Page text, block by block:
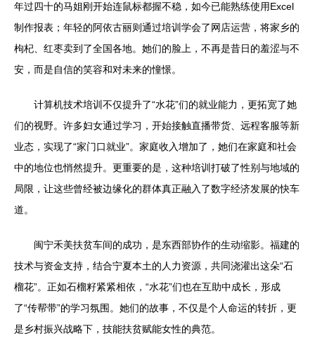
年过四十的马姐刚开始连鼠标都握不稳，如今已能熟练使用Excel
制作报表；年轻的阿依古丽则通过培训学会了网店运营，将家乡的
枸杞、红枣卖到了全国各地。她们的脸上，不再是昔日的羞涩与不
安，而是自信的笑容和对未来的憧憬。
计算机技术培训不仅提升了“水花”们的就业能力，更拓宽了她
们的视野。许多妇女通过学习，开始接触直播带货、远程客服等新
业态，实现了“家门口就业”。家庭收入增加了，她们在家庭和社会
中的地位也悄然提升。更重要的是，这种培训打破了性别与地域的
局限，让这些曾经被边缘化的群体真正融入了数字经济发展的快车
道。
闽宁禾美扶贫车间的成功，是东西部协作的生动缩影。福建的
技术与资金支持，结合宁夏本土的人力资源，共同浇灌出这朵“石
榴花”。正如石榴籽紧紧相依，“水花”们也在互助中成长，形成
了“传帮带”的学习氛围。她们的故事，不仅是个人命运的转折，更
是乡村振兴战略下，技能扶贫赋能女性的典范。